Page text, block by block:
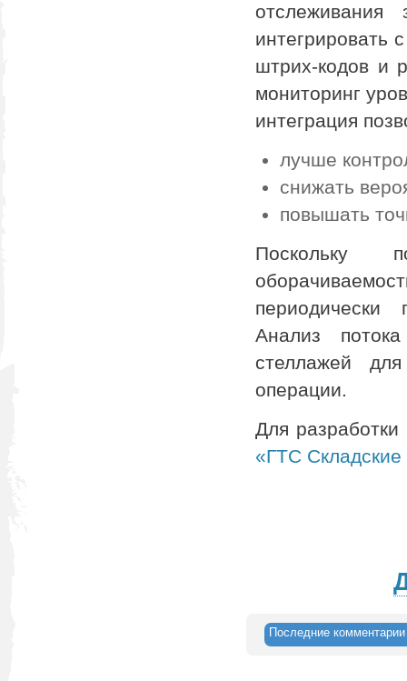
интегрировать
штрих-кодов и
мониторинг
интеграция
лучше
снижать
повышать
Поскольку
периодически
Анализ
стеллажей
операции.
Для
«ГТС
Последние комментарии